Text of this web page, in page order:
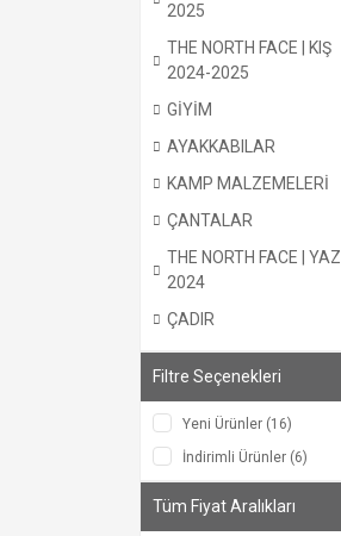
2025
THE NORTH FACE | KIŞ
2024-2025
GİYİM
AYAKKABILAR
KAMP MALZEMELERİ
ÇANTALAR
THE NORTH FACE | YAZ
2024
ÇADIR
Filtre Seçenekleri
Yeni Ürünler (16)
İndirimli Ürünler (6)
Tüm Fiyat Aralıkları